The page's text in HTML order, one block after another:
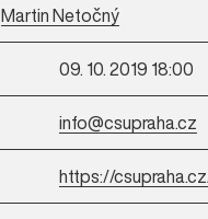
Martin Netočný
09. 10. 2019 18:00
info@csupraha.cz
https://